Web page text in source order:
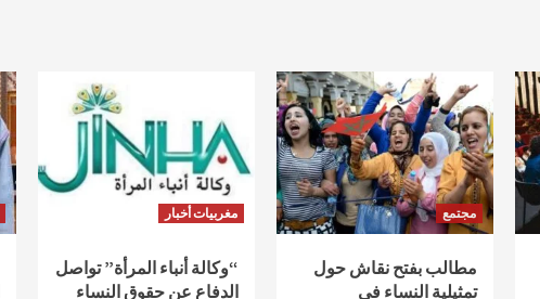
مجتمع
مطالب بفتح نقاش حول
تمثيلية النساء في
مغربيات أخبار
“وكالة أنباء المرأة” تواصل
الدفاع عن حقوق النساء